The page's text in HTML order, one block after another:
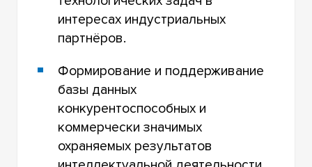
интересах индустриальных
партнёров.
Формирование и поддерживание
базы данных
конкурентоспособных и
коммерчески значимых
охраняемых результатов